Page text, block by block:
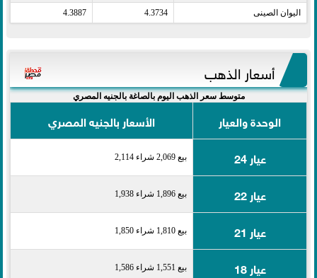
اليوان الصينى​ 4.3734
4.3887
أسعار الذهب
متوسط سعر الذهب اليوم بالصاغة بالجنيه المصري
الوحدة والعيار
الأسعار بالجنيه المصري
عيار 24
بيع 2,069 شراء 2,114
عيار 22 بيع 1,896 شراء 1,938
عيار 21 بيع 1,810 شراء 1,850
عيار 18 بيع 1,551 شراء 1,586